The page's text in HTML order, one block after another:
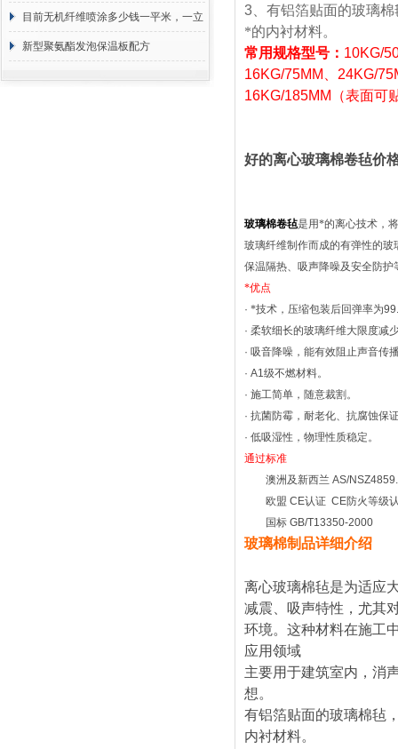
目前无机纤维喷涂多少钱一平米，一立
方 价格计算
新型聚氨酯发泡保温板配方
3 、有铝箔贴面的玻璃
*的内衬材料。
常用规格型号： 10KG/
16KG/75MM 24KG/
16KG/185MM （表面可
好的离心玻璃棉卷毡价
玻璃棉卷毡是用*的离心技术，
玻璃纤维制作而成的有弹性的
保温隔热、吸声降噪及安全防
*优点
· *技术，压缩包装后回弹率为
· 柔软细长的玻璃纤维大限度减
· 吸音降噪，能有效阻止声音传
· A1级不燃材料。
· 施工简单，随意裁割。
· 抗菌防霉，耐老化、抗腐蚀保
· 低吸湿性，物理性质稳定。
通过标准
澳洲及新西兰 AS/
欧盟 CE认证 CE防火等级
国标 GB/T13350-2000
玻璃棉制品详细介绍
离心玻璃棉毡是为适应
减震、吸声特性，尤其
环境。这种材料在施工
应用领域
主要用于建筑室内，消
想。
有铝箔贴面的玻璃棉毡
内衬材料。